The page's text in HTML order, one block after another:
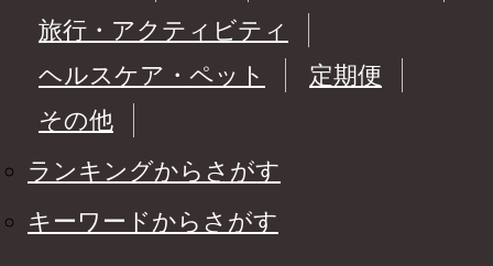
旅行・アクティビティ
ヘルスケア・ペット
定期便
その他
ランキングからさがす
キーワードからさがす